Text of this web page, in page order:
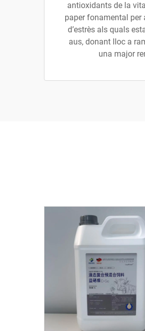
antioxidants de la
paper fonamental per
d’estrès als quals
aus, donant lloc a
una major